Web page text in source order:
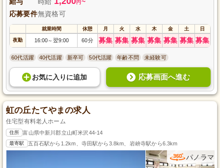
円
応募要件無資格可
就業時間 休憩 月 火 水 木 金 土 日
夜勤 16:00～ 翌9:00 60分 募集 募集 募集 募集 募集 募集 募集
60代活躍 40代活躍 新卒可 50代活躍 年齢不問 未経験可
お気に入り に追加 応募画面へ進む
虹の丘たてやまの求人
住宅型有料老人ホーム
住所 富山県中新川郡立山町米沢44-14
最寄駅 五百石駅から1.2km、寺田駅から3.8km、岩峅寺駅から6.3km
パノラマ